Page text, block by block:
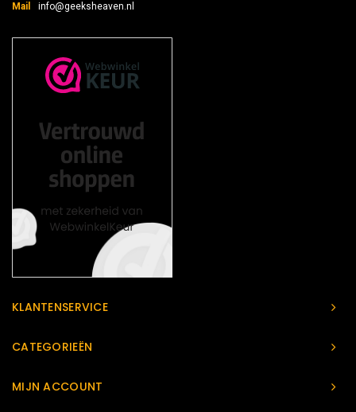
Mail
info@geeksheaven.nl
KLANTENSERVICE
CATEGORIEËN
MIJN ACCOUNT